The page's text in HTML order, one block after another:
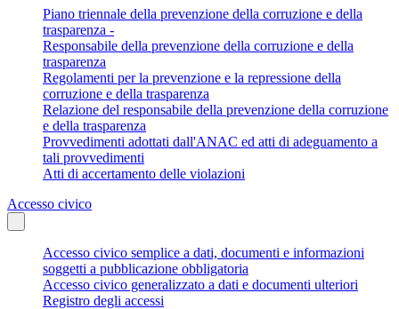
Piano triennale della prevenzione della corruzione e della
trasparenza -
Responsabile della prevenzione della corruzione e della
trasparenza
Regolamenti per la prevenzione e la repressione della
corruzione e della trasparenza
Relazione del responsabile della prevenzione della corruzione
e della trasparenza
Provvedimenti adottati dall'ANAC ed atti di adeguamento a
tali provvedimenti
Atti di accertamento delle violazioni
Accesso civico
Accesso civico semplice a dati, documenti e informazioni
soggetti a pubblicazione obbligatoria
Accesso civico generalizzato a dati e documenti ulteriori
Registro degli accessi